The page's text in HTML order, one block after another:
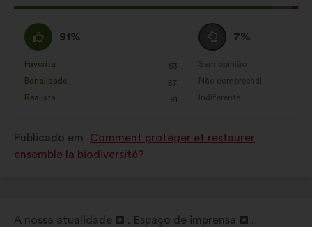
proposta
Concordo
:
91%
em:
Favorita
: 63
vezes
Banalidade
: 57
vezes
Realista
: 81
vezes
Voto
neutro
:
7%
em:
Sem opinião
:vezes
Não compreendi
:vezes
Indiferente
:vezes
Publicado em
Comment protéger et restaurer
ensemble la biodiversité?
A nossa atualidade Espaço de imprensa